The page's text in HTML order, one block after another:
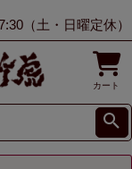
（土・日曜定休）
カート